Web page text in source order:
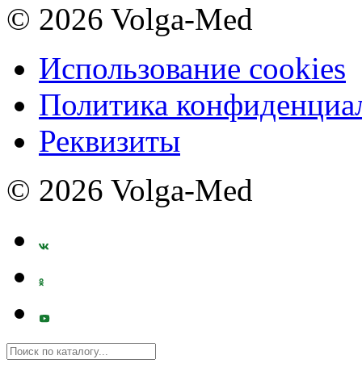
© 2026 Volga-Med
Использование cookies
Политика
Реквизиты
© 2026 Volga-Med